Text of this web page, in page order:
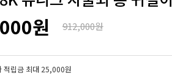
원 912,000원
적립금 최대 25,000원